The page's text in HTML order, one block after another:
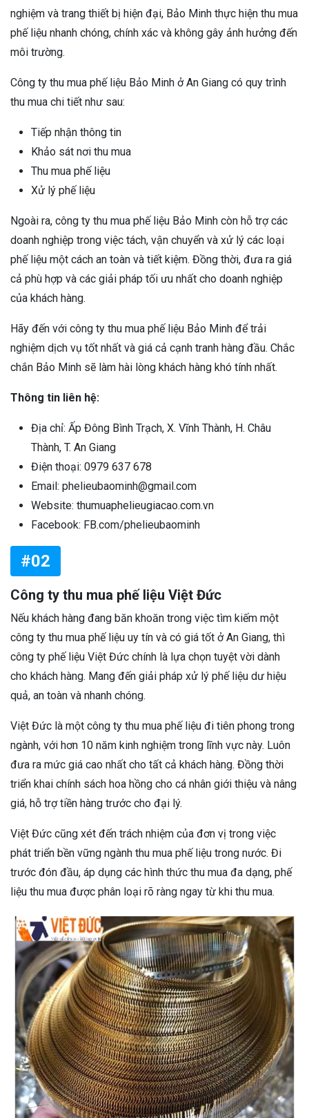
nghiệm và trang thiết bị hiện đại, Bảo Minh thực hiện thu mua
phế liệu nhanh chóng, chính xác và không gây ảnh hưởng đến
môi trường.
Công ty thu mua phế liệu Bảo Minh ở An Giang có quy trình
thu mua chi tiết như sau:
Tiếp nhận thông tin
Khảo sát nơi thu mua
Thu mua phế liệu
Xử lý phế liệu
Ngoài ra, công ty thu mua phế liệu Bảo Minh còn hỗ trợ các
doanh nghiệp trong việc tách, vận chuyển và xử lý các loại
phế liệu một cách an toàn và tiết kiệm. Đồng thời, đưa ra giá
cả phù hợp và các giải pháp tối ưu nhất cho doanh nghiệp
của khách hàng.
Hãy đến với công ty thu mua phế liệu Bảo Minh để trải
nghiệm dịch vụ tốt nhất và giá cả cạnh tranh hàng đầu. Chắc
chắn Bảo Minh sẽ làm hài lòng khách hàng khó tính nhất.
Thông tin liên hệ:
Địa chỉ: Ấp Đông Bình Trạch, X. Vĩnh Thành, H. Châu
Thành, T. An Giang
Điện thoại: 0979 637 678
Email: phelieubaominh@gmail.com
Website: thumuaphelieugiacao.com.vn
Facebook: FB.com/phelieubaominh
#02
Công ty thu mua phế liệu Việt Đức
Nếu khách hàng đang băn khoăn trong việc tìm kiếm một
công ty thu mua phế liệu uy tín và có giá tốt ở An Giang, thì
công ty phế liệu Việt Đức chính là lựa chọn tuyệt vời dành
cho khách hàng. Mang đến giải pháp xử lý phế liệu dư hiệu
quả, an toàn và nhanh chóng.
Việt Đức là một công ty thu mua phế liệu đi tiên phong trong
ngành, với hơn 10 năm kinh nghiệm trong lĩnh vực này. Luôn
đưa ra mức giá cao nhất cho tất cả khách hàng. Đồng thời
triển khai chính sách hoa hồng cho cá nhân giới thiệu và nâng
giá, hỗ trợ tiền hàng trước cho đại lý.
Việt Đức cũng xét đến trách nhiệm của đơn vị trong việc
phát triển bền vững ngành thu mua phế liệu trong nước. Đi
trước đón đầu, áp dụng các hình thức thu mua đa dạng, phế
liệu thu mua được phân loại rõ ràng ngay từ khi thu mua.